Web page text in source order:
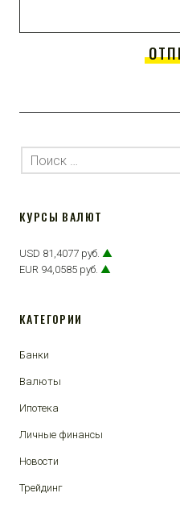
КУРСЫ ВАЛЮТ
USD 81,4077 руб. ▲
EUR 94,0585 руб. ▲
КАТЕГОРИИ
Банки
Валюты
Ипотека
Личные финансы
Новости
Трейдинг